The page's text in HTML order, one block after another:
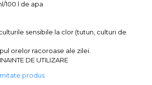
100 l de apa
sensibile la clor (tutun, culturi de
orelor racoroase ale zilei.
DE UTILIZARE
produs